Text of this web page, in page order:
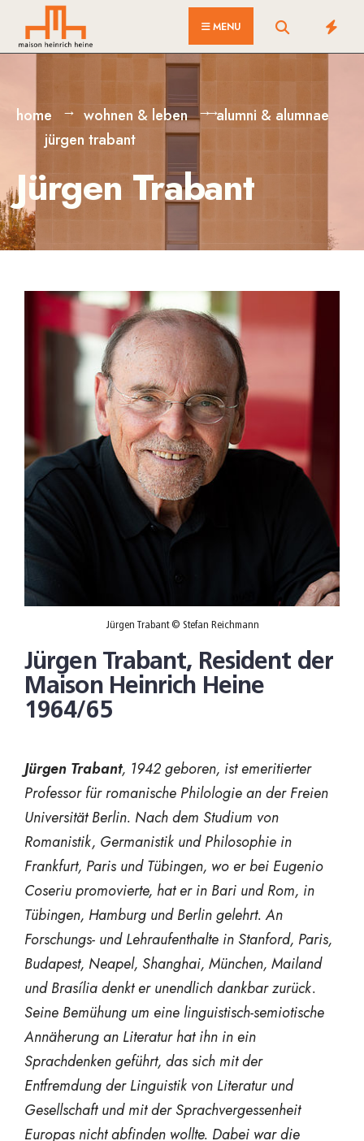
MENU
home wohnen & leben
alumni & alumnae
jürgen trabant
Jürgen Trabant
Jürgen Trabant © Stefan Reichmann
Jürgen Trabant, Resident der
Maison Heinrich Heine
1964/65
Jürgen Trabant, 1942 geboren, ist emeritierter
Professor für romanische Philologie an der Freien
Universität Berlin. Nach dem Studium von
Romanistik, Germanistik und Philosophie in
Frankfurt, Paris und Tübingen, wo er bei Eugenio
Coseriu promovierte, hat er in Bari und Rom, in
Tübingen, Hamburg und Berlin gelehrt. An
Forschungs- und Lehraufenthalte in Stanford, Paris,
Budapest, Neapel, Shanghai, München, Mailand
und Brasília denkt er unendlich dankbar zurück.
Seine Bemühung um eine linguistisch-semiotische
Annäherung an Literatur hat ihn in ein
Sprachdenken geführt, das sich mit der
Entfremdung der Linguistik von Literatur und
Gesellschaft und mit der Sprachvergessenheit
Europas nicht abfinden wollte. Dabei war die